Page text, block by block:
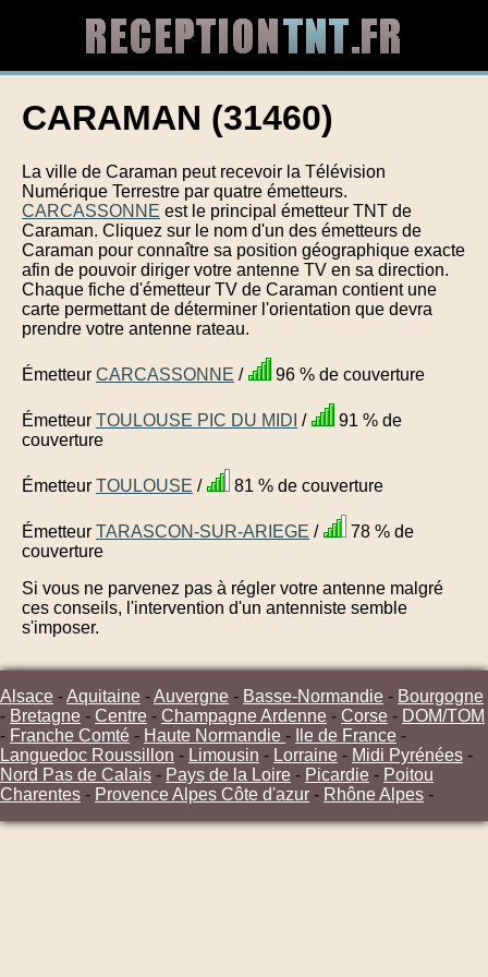
CARAMAN (31460)
La ville de Caraman peut recevoir la Télévision
Numérique Terrestre par quatre émetteurs.
CARCASSONNE est le principal émetteur TNT de
Caraman. Cliquez sur le nom d'un des émetteurs de
Caraman pour connaître sa position géographique exacte
afin de pouvoir diriger votre antenne TV en sa direction.
Chaque fiche d'émetteur TV de Caraman contient une
carte permettant de déterminer l'orientation que devra
prendre votre antenne rateau.
Émetteur CARCASSONNE / 96 % de couverture
Émetteur TOULOUSE PIC DU MIDI /
91 % de
couverture
Émetteur TOULOUSE / 81 % de couverture
Émetteur TARASCON-SUR-ARIEGE /
78 % de
couverture
Si vous ne parvenez pas à régler votre antenne malgré
ces conseils, l'intervention d'un antenniste semble
s'imposer.
Alsace -Aquitaine -Auvergne - Basse-Normandie - Bourgogne
- Bretagne - Centre - Champagne Ardenne - Corse - DOM/TOM
- Franche Comté - Haute Normandie - Ile de France -
Languedoc Roussillon - Limousin - Lorraine - Midi Pyrénées -
Nord Pas de Calais - Pays de la Loire - Picardie - Poitou
Charentes - Provence Alpes Côte d'azur - Rhône Alpes -